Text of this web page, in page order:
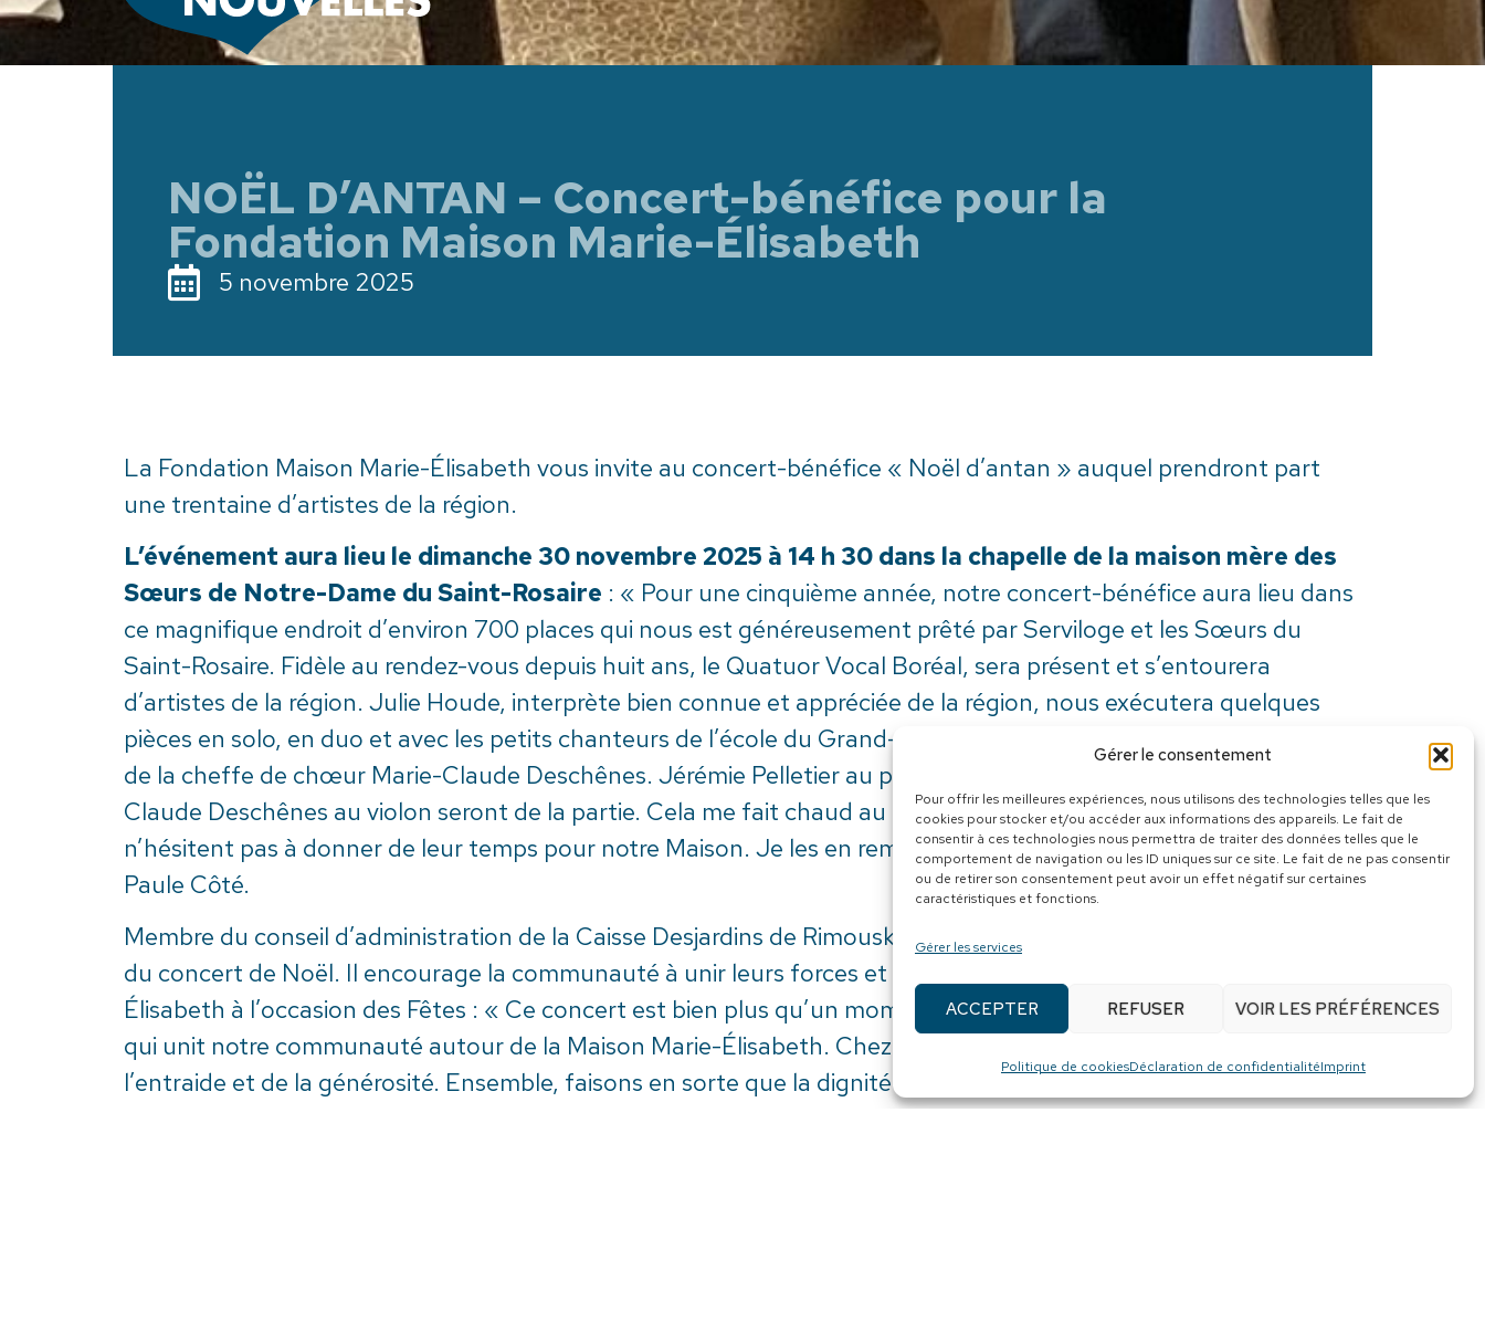
Gérer le consentement
Pour offrir les meilleures expériences, nous utilisons des technologies telles que les
cookies pour stocker et/ou accéder aux informations des appareils. Le fait de
consentir à ces technologies nous permettra de traiter des données telles que le
comportement de navigation ou les ID uniques sur ce site. Le fait de ne pas consentir
ou de retirer son consentement peut avoir un effet négatif sur certaines
caractéristiques et fonctions.
Gérer les services
ACCEPTER REFUSER VOIR LES PRÉFÉRENCES
Politique de cookiesDéclaration de confidentialitéImprint
NOËL D’ANTAN – Concert-bénéfice pour la
Fondation Maison Marie-Élisabeth
5 novembre 2025
La Fondation Maison Marie-Élisabeth vous invite au concert-bénéfice « Noël d’antan » auquel prendront part
une trentaine d’artistes de la région.
L’événement aura lieu le dimanche 30 novembre 2025 à 14 h 30 dans la chapelle de la maison mère des
Sœurs de Notre-Dame du Saint-Rosaire : « Pour une cinquième année, notre concert-bénéfice aura lieu dans
ce magnifique endroit d’environ 700 places qui nous est généreusement prêté par Serviloge et les Sœurs du
Saint-Rosaire. Fidèle au rendez-vous depuis huit ans, le Quatuor Vocal Boréal, sera présent et s’entourera
d’artistes de la région. Julie Houde, interprète bien connue et appréciée de la région, nous exécutera quelques
pièces en solo, en duo et avec les petits chanteurs de l’école du Grand-Pavois de Sainte-Agnès sous la direction
de la cheffe de chœur Marie-Claude Deschênes. Jérémie Pelletier au piano et Ève Bélanger ainsi que Marie-
Claude Deschênes au violon seront de la partie. Cela me fait chaud au cœur que ces talentueux artistes
n’hésitent pas à donner de leur temps pour notre Maison. Je les en remercie! », indique la directrice de la MMÉ,
Paule Côté.
Membre du conseil d’administration de la Caisse Desjardins de Rimouski, Jimmy Lévesque est parrain d’honneur
du concert de Noël. Il encourage la communauté à unir leurs forces et être généreux pour la Maison Marie-
Élisabeth à l’occasion des Fêtes : « Ce concert est bien plus qu’un moment musical : c’est un geste de solidarité
qui unit notre communauté autour de la Maison Marie-Élisabeth. Chez Desjardins, nous croyons à la force de
l’entraide et de la générosité. Ensemble, faisons en sorte que la dignité et le réconfort accompagnent les familles